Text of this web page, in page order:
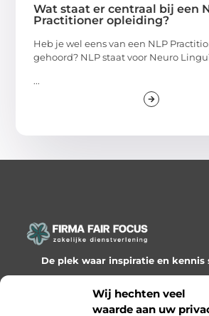
Wij hechten veel
waarde aan uw
Wat staat er centraal bij een
Practitioner opleiding?
Heb je wel eens van een NLP
gehoord? NLP staat voor Neuro
...
De plek waar inspiratie en kennis
Ontdek onze blogs en artikelen en laat
waardevolle inzichten en